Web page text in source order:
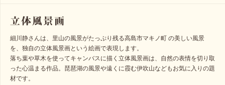
細川静さんは、里山の風景がたっぷり残る高島市マキノ町 の美しい風景
を、独自の立体風景画という絵画で表現します。
落ち葉や草木を使ってキャンバスに描く立体風景画は、自然の表情を切り取
った心温まる作品。琵琶湖の風景や遠くに霞む伊吹山などもお気に入りの題
材です。